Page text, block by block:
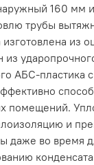
160 мм
трубы
из
из
АБС-пластика
помещений.
и
даже во время